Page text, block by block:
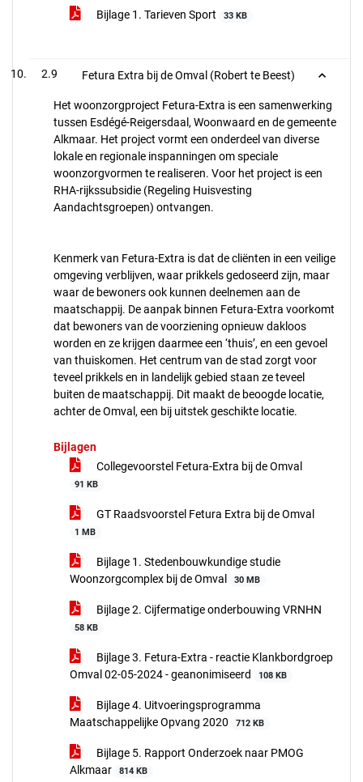
Bijlage 1. Tarieven Sport 33 KB
2.9 Fetura Extra bij de Omval (Robert te Beest)
Het woonzorgproject Fetura-Extra is een samenwerking
tussen Esdégé-Reigersdaal, Woonwaard en de gemeente
Alkmaar. Het project vormt een onderdeel van diverse
lokale en regionale inspanningen om speciale
woonzorgvormen te realiseren. Voor het project is een
RHA-rijkssubsidie (Regeling Huisvesting
Aandachtsgroepen) ontvangen.
Kenmerk van Fetura-Extra is dat de cliënten in een veilige
omgeving verblijven, waar prikkels gedoseerd zijn, maar
waar de bewoners ook kunnen deelnemen aan de
maatschappij. De aanpak binnen Fetura-Extra voorkomt
dat bewoners van de voorziening opnieuw dakloos
worden en ze krijgen daarmee een ‘thuis’, en een gevoel
van thuiskomen. Het centrum van de stad zorgt voor
teveel prikkels en in landelijk gebied staan ze teveel
buiten de maatschappij. Dit maakt de beoogde locatie,
achter de Omval, een bij uitstek geschikte locatie.
Bijlagen
Collegevoorstel Fetura-Extra bij de Omval
91 KB
GT Raadsvoorstel Fetura Extra bij de Omval
1 MB
Bijlage 1. Stedenbouwkundige studie
Woonzorgcomplex bij de Omval
30 MB
Bijlage 2. Cijfermatige onderbouwing VRNHN
58 KB
Bijlage 3. Fetura-Extra - reactie Klankbordgroep
Omval 02-05-2024 - geanonimiseerd
108 KB
Bijlage 4. Uitvoeringsprogramma
Maatschappelijke Opvang 2020
712 KB
Bijlage 5. Rapport Onderzoek naar PMOG
Alkmaar
814 KB